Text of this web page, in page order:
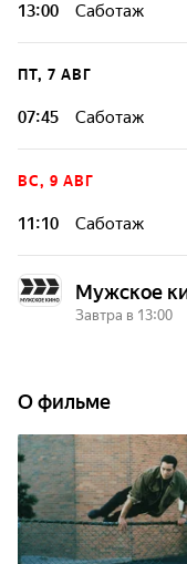
13:00 Саботаж
ПТ, 7 АВГ
07:45 Саботаж
ВС, 9 АВГ
11:10 Саботаж
Мужское
Завтра в 13:00
13:00 Саботаж
ПТ, 7 АВГ
07:45 Саботаж
О фильме